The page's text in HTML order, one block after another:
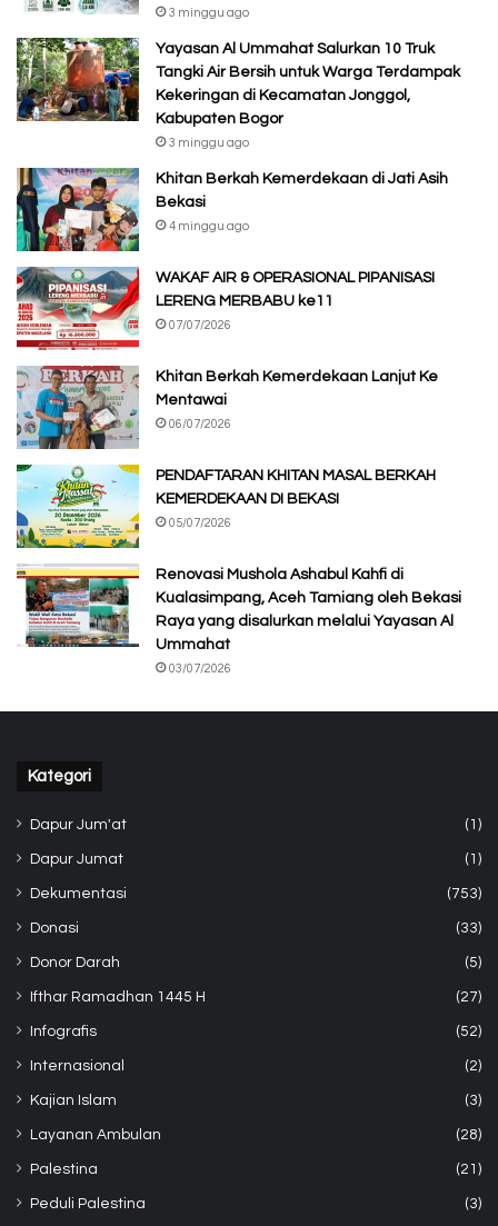
3 minggu ago
Yayasan Al Ummahat Salurkan 10 Truk
Tangki Air Bersih untuk Warga Terdampak
Kekeringan di Kecamatan Jonggol,
Kabupaten Bogor
3 minggu ago
Khitan Berkah Kemerdekaan di Jati Asih
Bekasi
4 minggu ago
WAKAF AIR & OPERASIONAL PIPANISASI
LERENG MERBABU ke11
07/07/2026
Khitan Berkah Kemerdekaan Lanjut Ke
Mentawai
06/07/2026
PENDAFTARAN KHITAN MASAL BERKAH
KEMERDEKAAN DI BEKASI
05/07/2026
Renovasi Mushola Ashabul Kahfi di
Kualasimpang, Aceh Tamiang oleh Bekasi
Raya yang disalurkan melalui Yayasan Al
Ummahat
03/07/2026
Kategori
Dapur Jum'at (1)
Dapur Jumat (1)
Dekumentasi (753)
Donasi (33)
Donor Darah (5)
Ifthar Ramadhan 1445 H (27)
Infografis (52)
Internasional (2)
Kajian Islam (3)
Layanan Ambulan (28)
Palestina (21)
Peduli Palestina (3)